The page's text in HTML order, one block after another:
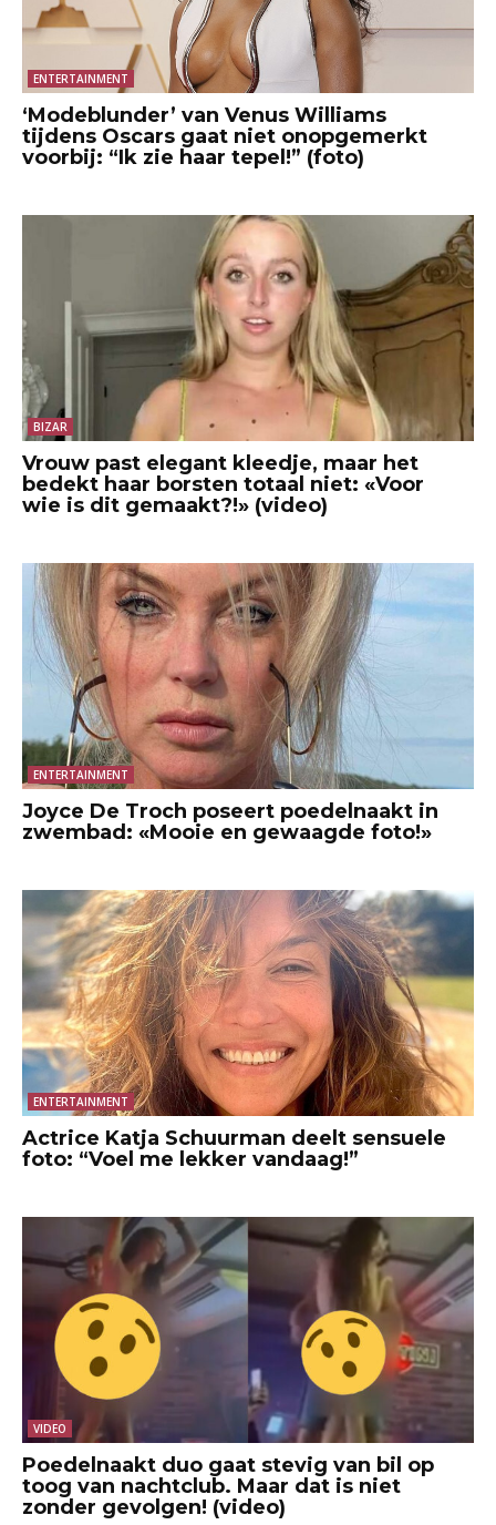
ENTERTAINMENT
‘Modeblunder’ van Venus Williams
tijdens Oscars gaat niet onopgemerkt
voorbij: “Ik zie haar tepel!” (foto)
BIZAR
Vrouw past elegant kleedje, maar het
bedekt haar borsten totaal niet: «Voor
wie is dit gemaakt?!» (video)
ENTERTAINMENT
Joyce De Troch poseert poedelnaakt in
zwembad: «Mooie en gewaagde foto!»
ENTERTAINMENT
Actrice Katja Schuurman deelt sensuele
foto: “Voel me lekker vandaag!”
VIDEO
Poedelnaakt duo gaat stevig van bil op
toog van nachtclub. Maar dat is niet
zonder gevolgen! (video)